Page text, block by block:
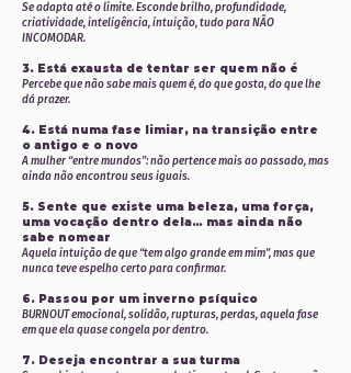
Se adapta até o limite. Esconde brilho, profundidade,
criatividade, inteligência, intuição, tudo para NÃO
INCOMODAR.
3. Está exausta de tentar ser quem não é
Percebe que não sabe mais quem é, do que gosta, do que lhe
dá prazer.
4. Está numa fase limiar, na transição entre
o antigo e o novo
A mulher “entre mundos”: não pertence mais ao passado, mas
ainda não encontrou seus iguais.
5. Sente que existe uma beleza, uma força,
uma vocação dentro dela… mas ainda não
sabe nomear
Aquela intuição de que “tem algo grande em mim”, mas que
nunca teve espelho certo para confirmar.
6. Passou por um inverno psíquico
BURNOUT emocional, solidão, rupturas, perdas, aquela fase
em que ela quase congela por dentro.
7. Deseja encontrar a sua turma